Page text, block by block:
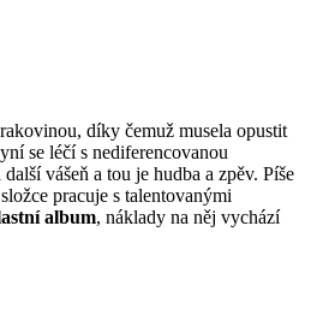
díky čemuž musela opustit
se léčí s nediferencovanou
vášeň a tou je hudba a zpěv. Píše
pracuje s talentovanými
album, náklady na něj vychází